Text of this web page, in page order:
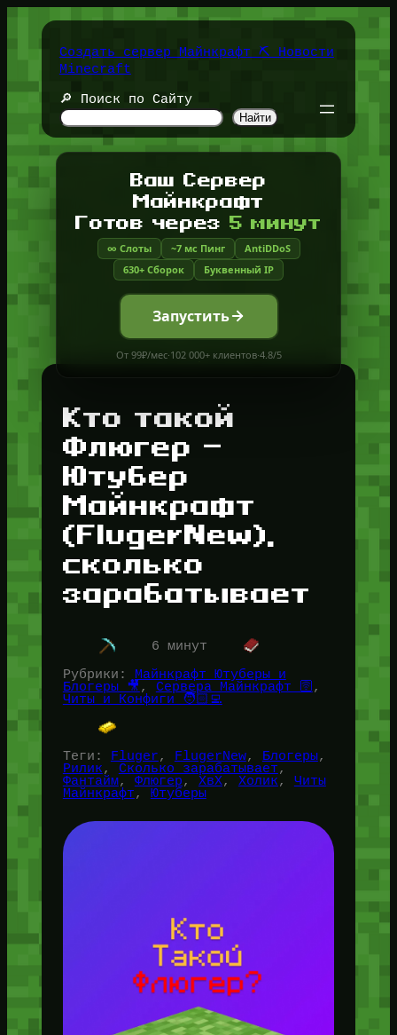
содержимомуСоздать сервер Майнкрафт ⛏️ Новости
Minecraft
🔎 Поиск по Сайту
Найти
Ваш Сервер
Майнкрафт
Готов через 5 минут
∞ Слоты ~7 мс Пинг
AntiDDoS
630+ Сборок
Буквенный IP
Запустить
От 99₽/мес·102 000+ клиентов·4.8/5
Кто такой
Флюгер —
Ютубер
Майнкрафт
(FlugerNew),
сколько
зарабатывает
6 минут
Рубрики:
Майнкрафт Ютуберы и
Блогеры 🎥 , Сервера Майнкрафт 🛜
Читы и Конфиги 🧑🏻‍💻
Теги: Fluger, FlugerNew, Блогеры
Рилик, Сколько зарабатывает
Фантайм, Флюгер, ХвХ, Холик, Читы
Майнкрафт, Ютуберы